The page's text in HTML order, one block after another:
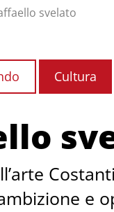
svelato
Cultura
e